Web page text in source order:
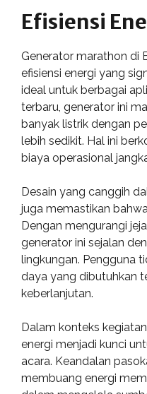
Efisiensi
Generator marathon di
efisiensi energi yang
ideal untuk berbagai
terbaru, generator ini
banyak listrik dengan
lebih sedikit. Hal ini
biaya operasional
Desain yang canggih
juga memastikan
Dengan mengurangi
generator ini sejalan
lingkungan. Pengguna
daya yang dibutuhkan
keberlanjutan.
Dalam konteks
energi menjadi kunci
acara. Keandalan
membuang energi